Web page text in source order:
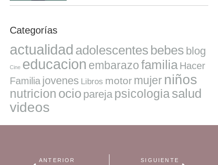
Categorías
actualidad adolescentes bebes blog
Cine educacion embarazofamilia Hacer
Familia jovenes Libros motor mujer niños
nutricion ocio pareja psicologia salud
videos
ANTERIOR SIGUIENTE